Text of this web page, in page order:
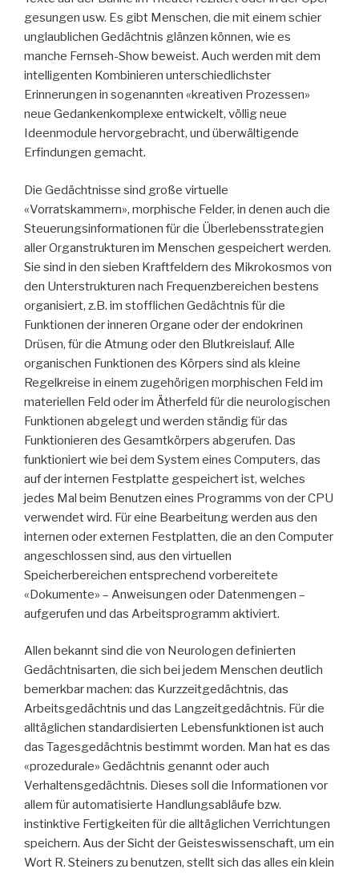
gesungen usw. Es gibt Menschen, die mit einem schier
unglaublichen Gedächtnis glänzen können, wie es
manche Fernseh-Show beweist. Auch werden mit dem
intelligenten Kombinieren unterschiedlichster
Erinnerungen in sogenannten «kreativen Prozessen»
neue Gedankenkomplexe entwickelt, völlig neue
Ideenmodule hervorgebracht, und überwältigende
Erfindungen gemacht.
Die Gedächtnisse sind große virtuelle
«Vorratskammern», morphische Felder, in denen auch die
Steuerungsinformationen für die Überlebensstrategien
aller Organstrukturen im Menschen gespeichert werden.
Sie sind in den sieben Kraftfeldern des Mikrokosmos von
den Unterstrukturen nach Frequenzbereichen bestens
organisiert, z.B. im stofflichen Gedächtnis für die
Funktionen der inneren Organe oder der endokrinen
Drüsen, für die Atmung oder den Blutkreislauf. Alle
organischen Funktionen des Körpers sind als kleine
Regelkreise in einem zugehörigen morphischen Feld im
materiellen Feld oder im Ätherfeld für die neurologischen
Funktionen abgelegt und werden ständig für das
Funktionieren des Gesamtkörpers abgerufen. Das
funktioniert wie bei dem System eines Computers, das
auf der internen Festplatte gespeichert ist, welches
jedes Mal beim Benutzen eines Programms von der CPU
verwendet wird. Für eine Bearbeitung werden aus den
internen oder externen Festplatten, die an den Computer
angeschlossen sind, aus den virtuellen
Speicherbereichen entsprechend vorbereitete
«Dokumente» – Anweisungen oder Datenmengen –
aufgerufen und das Arbeitsprogramm aktiviert.
Allen bekannt sind die von Neurologen definierten
Gedächtnisarten, die sich bei jedem Menschen deutlich
bemerkbar machen: das Kurzzeitgedächtnis, das
Arbeitsgedächtnis und das Langzeitgedächtnis. Für die
alltäglichen standardisierten Lebensfunktionen ist auch
das Tagesgedächtnis bestimmt worden. Man hat es das
«prozedurale» Gedächtnis genannt oder auch
Verhaltensgedächtnis. Dieses soll die Informationen vor
allem für automatisierte Handlungsabläufe bzw.
instinktive Fertigkeiten für die alltäglichen Verrichtungen
speichern. Aus der Sicht der Geisteswissenschaft, um ein
Wort R. Steiners zu benutzen, stellt sich das alles ein klein